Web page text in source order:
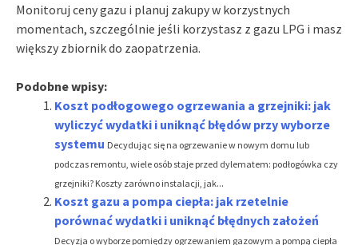
Monitoruj ceny gazu i planuj zakupy w korzystnych
momentach, szczególnie jeśli korzystasz z gazu LPG i masz
większy zbiornik do zaopatrzenia.
Podobne wpisy:
Koszt podłogowego ogrzewania a grzejniki: jak
wyliczyć wydatki i uniknąć błędów przy wyborze
systemu Decydując się na ogrzewanie w nowym domu lub
podczas remontu, wiele osób staje przed dylematem: podłogówka czy
grzejniki? Koszty zarówno instalacji, jak...
Koszt gazu a pompa ciepła: jak rzetelnie
porównać wydatki i uniknąć błędnych założeń
Decyzja o wyborze pomiędzy ogrzewaniem gazowym a pompą ciepła